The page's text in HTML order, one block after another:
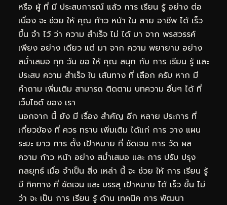
หรือ ผู้ ที่ มี ประสบการณ์ แล้ว การ เรียน รู้ อย่าง ต่อ
เนื่อง จะ ช่วย ให้ คุณ ก้าว หน้า ใน สาย อาชีพ ได้ เร็ว
ขึ้น จำ ไว้ ว่า ความ สำเร็จ ไม่ ได้ มา จาก พรสวรรค์
เพียง อย่าง เดียว แต่ มา จาก ความ พยายาม อย่าง
สม่ำเสมอ ทุก วัน ขอ ให้ คุณ สนุก กับ การ เรียน รู้ และ
ประสบ ความ สำเร็จ ใน เส้นทาง ที่ เลือก ครับ หาก มี
คำถาม เพิ่มเติม สามารถ ติดตาม บทความ อื่นๆ ได้ ที่
เว็บไซต์ ของ เรา
นอกจาก นี้ ยัง มี เรื่อง สำคัญ อีก หลาย ประการ ที่
เกี่ยวข้อง ที่ ควร ทราบ เพิ่มเติม ได้แก่ การ วาง แผน
ระยะ ยาว การ ตั้ง เป้าหมาย ที่ ชัดเจน การ วัด ผล
ความ ก้าว หน้า อย่าง สม่ำเสมอ และ การ ปรับ ปรุง
กลยุทธ์ เมื่อ จำเป็น สิ่ง เหล่า นี้ จะ ช่วย ให้ การ เรียน รู้
มี ทิศทาง ที่ ชัดเจน และ บรรลุ เป้าหมาย ได้ เร็ว ขึ้น ไม่
ว่า จะ เป็น การ เรียน รู้ ด้าน เทคนิค การ พัฒนา